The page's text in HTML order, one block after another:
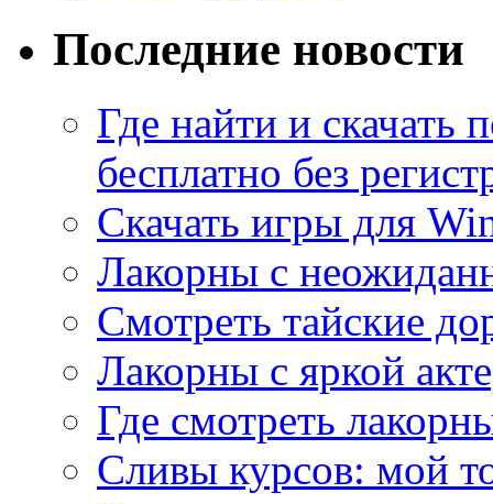
Последние новости
Где найти и
бесплатно без
Скачать игры для
Лакорны с
Смотреть тайские
Лакорны с яркой
Где смотреть
Сливы курсов: мой